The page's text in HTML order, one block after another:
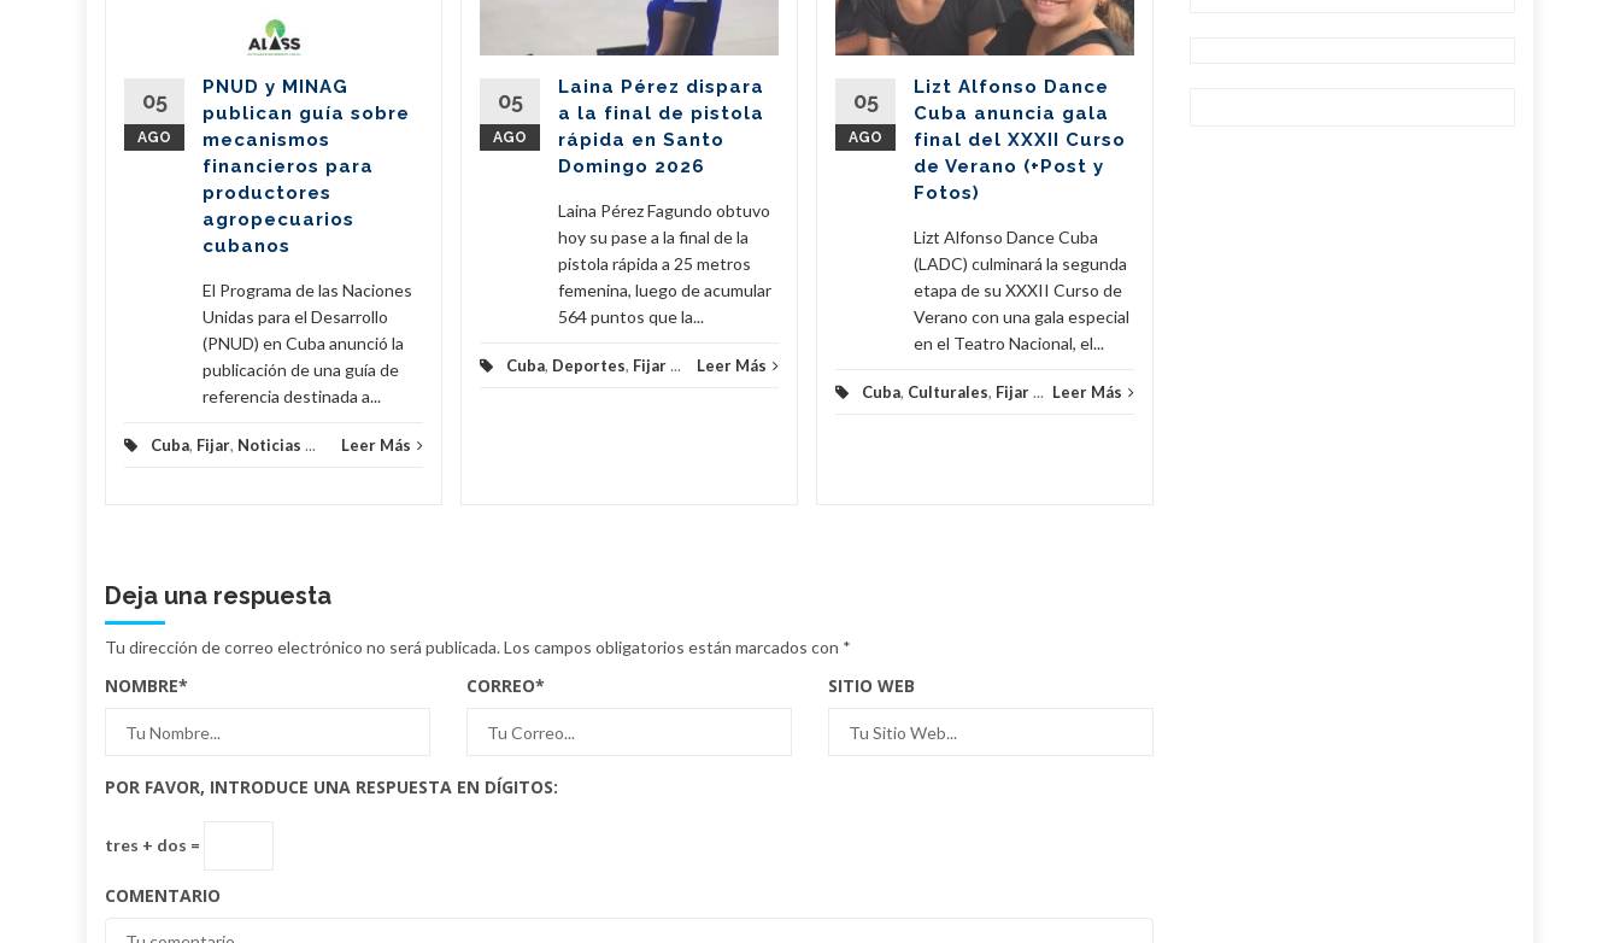
05
AGO
PNUD y MINAG
publican guía sobre
mecanismos
financieros para
productores
agropecuarios
cubanos
El Programa de las Naciones
Unidas para el Desarrollo
(PNUD) en Cuba anunció la
publicación de una guía de
referencia destinada a...
Cuba, Fijar, Noticias ... Leer Más
05
AGO
Laina Pérez dispara
a la final de pistola
rápida en Santo
Domingo 2026
Laina Pérez Fagundo obtuvo
hoy su pase a la final de la
pistola rápida a 25 metros
femenina, luego de acumular
564 puntos que la...
Cuba, Deportes, Fijar... Leer Más
05
AGO
Lizt Alfonso Dance
Cuba anuncia gala
final del XXXII Curso
de Verano (+Post y
Fotos)
Lizt Alfonso Dance Cuba
(LADC) culminará la segunda
etapa de su XXXII Curso de
Verano con una gala especial
en el Teatro Nacional, el...
Cuba, Culturales, Fijar... Leer Más
Deja una respuesta
Tu dirección de correo electrónico no será publicada.Los campos obligatorios están marcados con *
NOMBRE* CORREO* SITIO WEB
POR FAVOR, INTRODUCE UNA RESPUESTA EN DÍGITOS:
tres + dos =
COMENTARIO